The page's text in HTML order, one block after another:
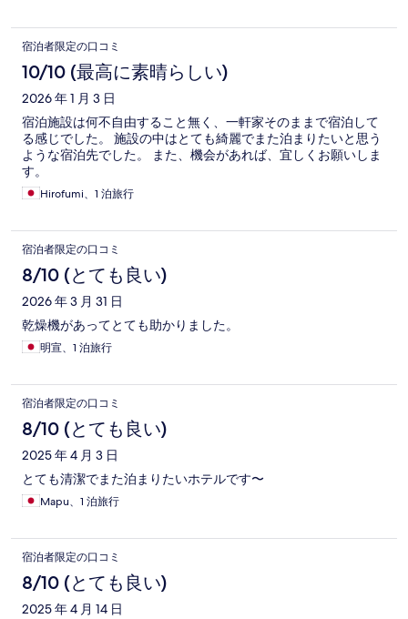
宿泊者限定の口コミ
10/10 (最高に素晴らしい)
2026 年 1 月 3 日
宿泊施設は何不自由すること無く、一軒家そのままで宿泊して
る感じでした。 施設の中はとても綺麗でまた泊まりたいと思う
ような宿泊先でした。 また、機会があれば、宜しくお願いしま
す。
Hirofumi、1 泊旅行
宿泊者限定の口コミ
8/10 (とても良い)
2026 年 3 月 31 日
乾燥機があってとても助かりました。
明宣、1 泊旅行
宿泊者限定の口コミ
8/10 (とても良い)
2025 年 4 月 3 日
とても清潔でまた泊まりたいホテルです〜
Mapu、1 泊旅行
宿泊者限定の口コミ
8/10 (とても良い)
2025 年 4 月 14 日